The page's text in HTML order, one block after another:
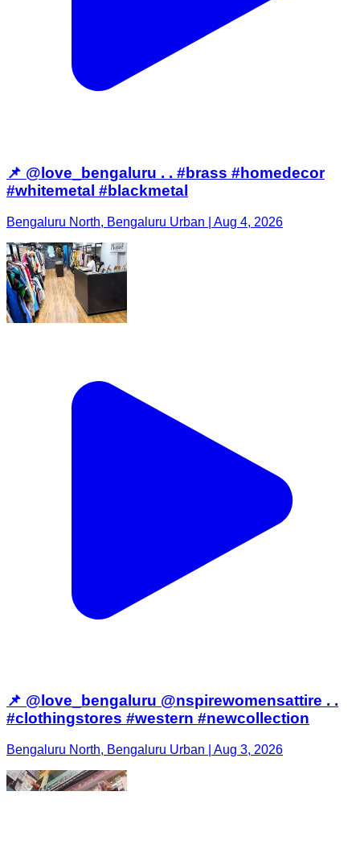
📌 @love_bengaluru . . #brass #homedecor
#whitemetal #blackmetal
Bengaluru North, Bengaluru Urban | Aug 4, 2026
📌 @love_bengaluru @nspirewomensattire . .
#clothingstores #western #newcollection
Bengaluru North, Bengaluru Urban | Aug 3, 2026